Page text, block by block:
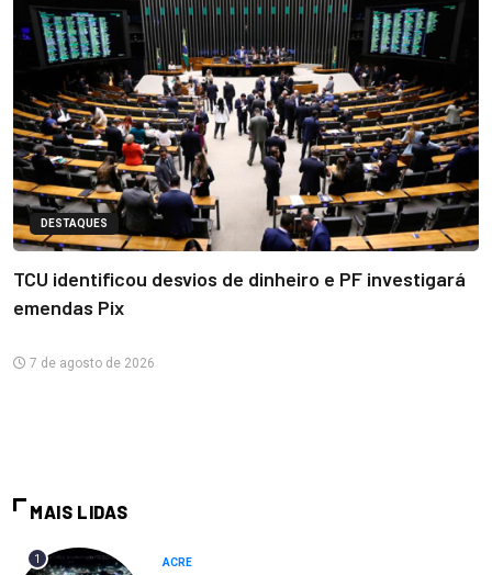
DESTAQUES
TCU identificou desvios de dinheiro e PF investigará
emendas Pix
7 de agosto de 2026
MAIS LIDAS
1 ACRE